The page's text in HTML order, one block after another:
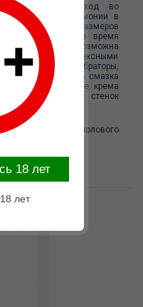
, сужающая вход во
большей гармонии в
размеров
ощущений во время
контакта (возможна
совместим с латексными
вибраторы,
Интимная гель смазка
запаха. Действие крема
преддверия и стенок
10-20 минут до полового
замены
18 лет
лет